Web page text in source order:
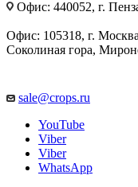
Офис: 440052, г.
Офис: 105318, г.
Соколиная гора,
sale@crops.ru
YouTube
Viber
Viber
WhatsApp